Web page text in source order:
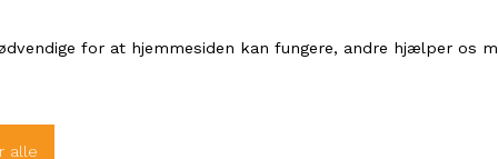
SCANDINAVIA AB
for at hjemmesiden kan fungere, andre hjælper os
alle